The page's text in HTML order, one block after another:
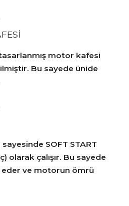
motor kafesi
Bu sayede ünide
SOFT START
olarak çalışır. Bu sayede
eder ve motorun ömrü